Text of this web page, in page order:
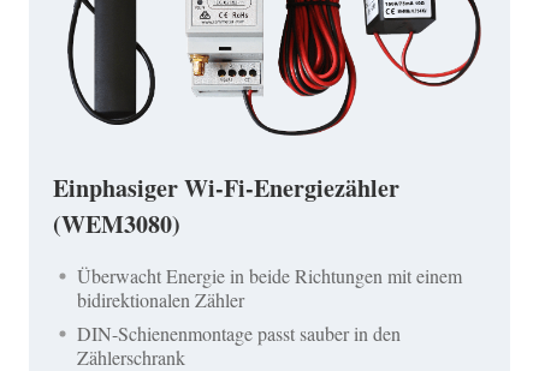
Einphasiger Wi-Fi-Energiezähler
(WEM3080)
Überwacht Energie in beide Richtungen mit einem
bidirektionalen Zähler
DIN-Schienenmontage passt sauber in den
Zählerschrank